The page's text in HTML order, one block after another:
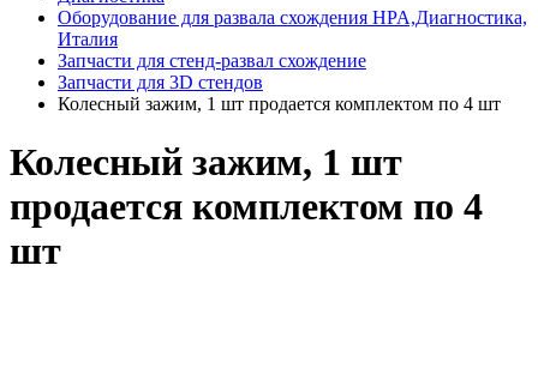
Оборудование для развала схождения HPA,Диагностика,
Италия
Запчасти для стенд-развал схождение
Запчасти для 3D стендов
Колесный зажим, 1 шт продается комплектом по 4 шт
Колесный зажим, 1 шт
продается комплектом по 4
шт